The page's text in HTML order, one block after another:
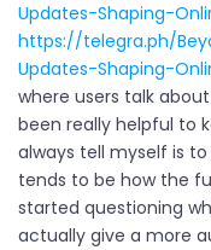
Updates-Shaping-
https://telegra.ph/
Updates-Shaping-
where users talk
been really helpful to
always tell myself is
tends to be how the
started questioning
actually give a more